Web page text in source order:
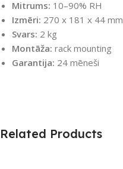
Mitrums: 10–90% RH
Izmēri: 270 x 181 x 44 mm
Svars: 2 kg
Montāža: rack mounting
Garantija: 24 mēneši
Related Products